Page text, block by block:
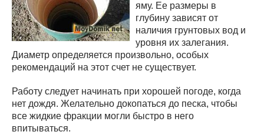
яму. Ее размеры в
глубину зависят от
наличия грунтовых вод и
уровня их залегания.
Диаметр определяется произвольно, особых
рекомендаций на этот счет не существует.
Работу следует начинать при хорошей погоде, когда
нет дождя. Желательно докопаться до песка, чтобы
все жидкие фракции могли быстро в него
впитываться.